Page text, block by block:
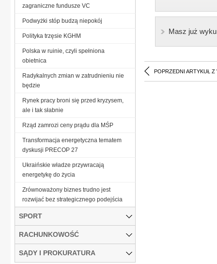
Masz już
POPRZEDNI ARTYKUŁ Z
zagraniczne fundusze VC
Podwyżki stóp budzą niepokój
Polityka trzęsie KGHM
Polska w ruinie, czyli spełniona
obietnica
Radykalnych zmian w zatrudnieniu nie
będzie
Rynek pracy broni się przed kryzysem,
ale i tak słabnie
Rząd zamrozi ceny prądu dla MŚP
Transformacja energetyczna tematem
dyskusji PRECOP 27
Ukraińskie władze przywracają
energetykę do życia
Zrównoważony biznes trudno jest
rozwijać bez strategicznego podejścia
SPORT
RACHUNKOWOŚĆ
SĄDY I PROKURATURA